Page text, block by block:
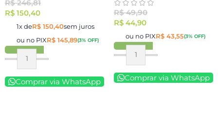
R$246,81
R$ 150,40
1x deR$ 150,40sem juros
ou no PIXR$ 145,89(3% OFF)
Comprar via WhatsApp
R$49,90
R$ 44,90
ou no PIXR$ 43,55(3% OFF)
Comprar via WhatsApp